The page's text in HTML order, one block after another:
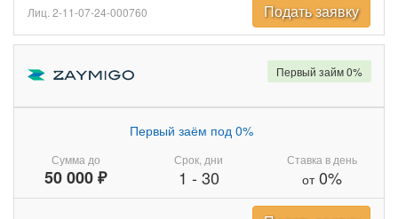
Лиц. 2-11-07-24-000760 Подать заявку
Сумма до
50 000 ₽
Первый заём под 0%
Срок, дни
1 - 30
Ставка в день
от0%
Первый займ 0%